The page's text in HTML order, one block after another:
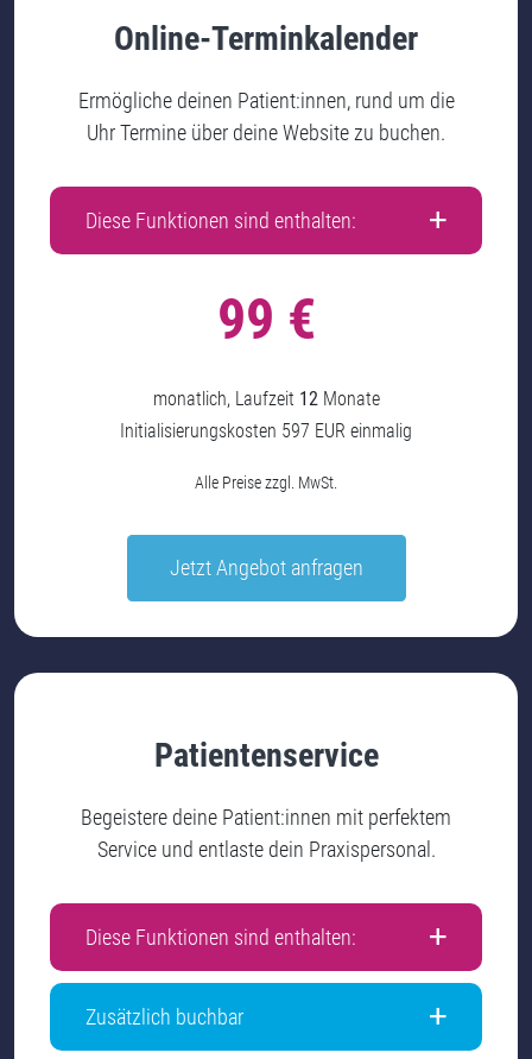
Online-Terminkalender
Ermögliche deinen Patient:innen, rund um die
Uhr Termine über deine Website zu buchen.
Diese Funktionen sind enthalten:
99 €
monatlich, Laufzeit 12Monate
Initialisierungskosten 597 EUR einmalig
Alle Preise zzgl. MwSt.
Jetzt Angebot anfragen
Patientenservice
Begeistere deine Patient:innen mit perfektem
Service und entlaste dein Praxispersonal.
Diese Funktionen sind enthalten:
Zusätzlich buchbar